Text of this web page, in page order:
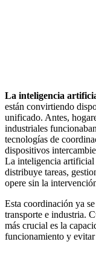
La inteligencia
están convirtiendo
unificado. Antes,
industriales
tecnologías de
dispositivos
La inteligencia artificial
distribuye tareas,
opere sin la
Esta coordinación ya
transporte e industria.
más crucial es la
funcionamiento y